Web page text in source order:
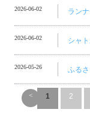
2026-06-02 ラン
2026-06-02 シャ
2026-05-26 ふる
< 1 2